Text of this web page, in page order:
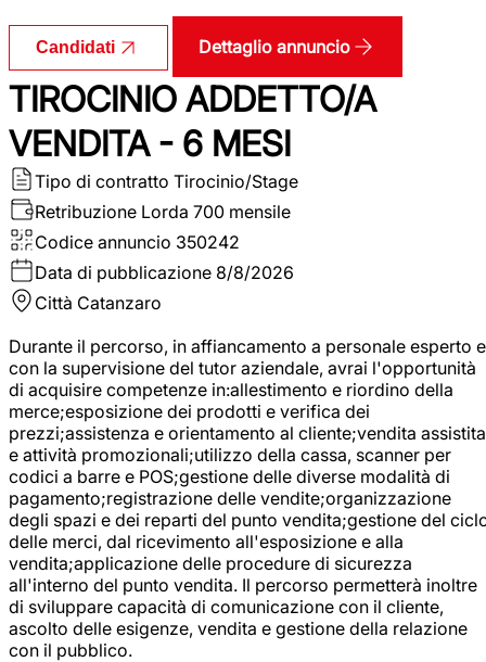
Candidati Dettaglio annuncio
TIROCINIO ADDETTO/A
VENDITA - 6 MESI
Tipo di contratto Tirocinio/Stage
Retribuzione Lorda 700 mensile
Codice annuncio 350242
Data di pubblicazione 8/8/2026
Città Catanzaro
Durante il percorso, in affiancamento a personale esperto e
con la supervisione del tutor aziendale, avrai l'opportunità
di acquisire competenze in:allestimento e riordino della
merce;esposizione dei prodotti e verifica dei
prezzi;assistenza e orientamento al cliente;vendita assistita
e attività promozionali;utilizzo della cassa, scanner per
codici a barre e POS;gestione delle diverse modalità di
pagamento;registrazione delle vendite;organizzazione
degli spazi e dei reparti del punto vendita;gestione del
delle merci, dal ricevimento all'esposizione e alla
vendita;applicazione delle procedure di sicurezza
all'interno del punto vendita. Il percorso permetterà inoltre
di sviluppare capacità di comunicazione con il cliente,
ascolto delle esigenze, vendita e gestione della relazione
con il pubblico.